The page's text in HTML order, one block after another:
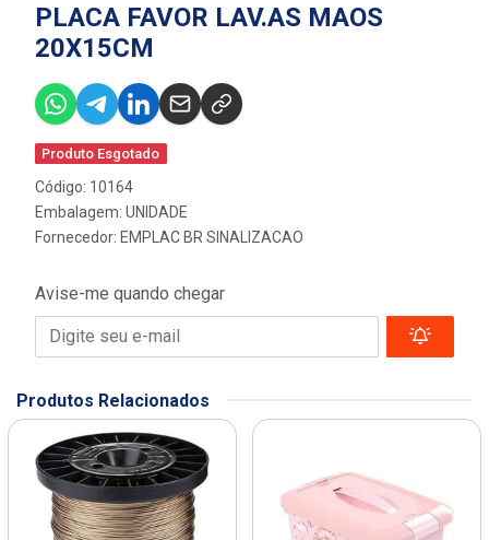
PLACA FAVOR LAV.AS MAOS
20X15CM
Produto Esgotado
Código: 10164
Embalagem: UNIDADE
Fornecedor: EMPLAC BR SINALIZACAO
Avise-me quando chegar
Produtos Relacionados